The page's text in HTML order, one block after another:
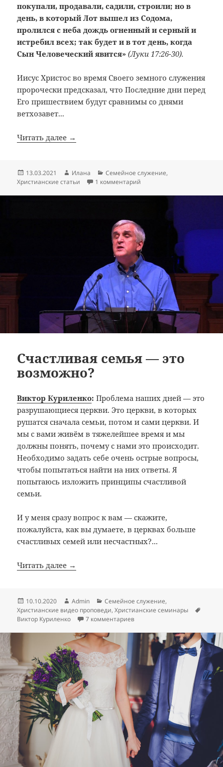
покупали, продавали, садили, строили; но в
день, в который Лот вышел из Содома,
пролился с неба дождь огненный и серный и
истребил всех; так будет и в тот день, когда
Сын Человеческий явится» (Луки 17:26-30).
Иисус Христос во время Своего земного служения
пророчески предсказал, что Последние дни перед
Его пришествием будут сравнимы со днями
ветхозавет...
Читать далее →
Опубликовано
13.03.2021 Автор
Илана Рубрики
Семейное служение,
Христианские статьи
1 комментарий
Счастливая семья — это
возможно?
Виктор Куриленко: Проблема наших дней — это
разрушающиеся церкви. Это церкви, в которых
рушатся сначала семьи, потом и сами церкви. И
мы с вами живём в тяжелейшее время и мы
должны понять, почему с нами это происходит.
Необходимо задать себе очень острые вопросы,
чтобы попытаться найти на них ответы. Я
попытаюсь изложить принципы счастливой
семьи.
И у меня сразу вопрос к вам — скажите,
пожалуйста, как вы думаете, в церквах больше
счастливых семей или несчастных?...
Читать далее →
Опубликовано
10.10.2020 Автор
Admin Рубрики
Семейное служение,
Христианские видео проповеди,Христианские семинары
Виктор Куриленко
7 комментариевк записи Счастливая семья